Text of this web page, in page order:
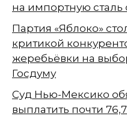
на импортную сталь
Партия «Яблоко»
критикой
жеребьёвки на
Госдуму
Суд Нью-Мексико
выплатить почти